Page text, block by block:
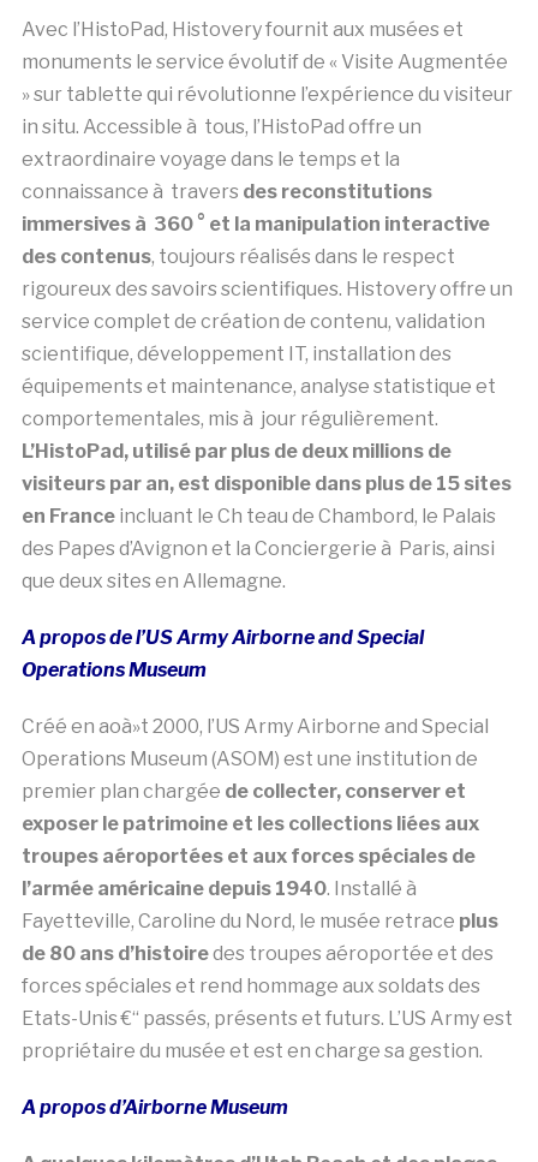
rigoureux des savoirs scientifiques. Histovery offre un
service complet de création de contenu, validation
scientifique, développement IT, installation des
équipements et maintenance, analyse statistique et
comportementales, mis à jour régulièrement.
L’HistoPad, utilisé par plus de deux millions de
visiteurs par an, est disponible dans plus de 15 sites
en France
incluant le Ch teau de Chambord, le Palais
des Papes d’Avignon et la Conciergerie à Paris, ainsi
que deux sites en Allemagne.
A propos de l’US Army Airborne and Special
Operations Museum
Créé en aoà»t 2000, l’US Army Airborne and Special
Operations Museum (ASOM) est une institution de
premier plan chargéede collecter, conserver et
exposer le patrimoine et les collections liées aux
troupes aéroportées et aux forces spéciales de
Fayetteville, Caroline du Nord, le musée retrace
de 80 ans d’histoire
forces spéciales et rend hommage aux soldats des
Etats-Unis €“ passés, présents et futurs. L’US Army est
propriétaire du musée et est en charge sa gestion.
A propos d’Airborne Museum
A quelques kilomètres d’Utah Beach et des plages
du Débarquement, l’Airborne Museum est situé au
coeur de Sainte-Mère-Eglise, face au clocher sur
lequel le parachutiste John Steele est resté suspendu.
Gr ce à une muséographie spectaculaire et aux
reconstitutions 3D de l’HistoPad, l’Airborne Museum
1944 afin de vivre les temps fort du Débarquement.